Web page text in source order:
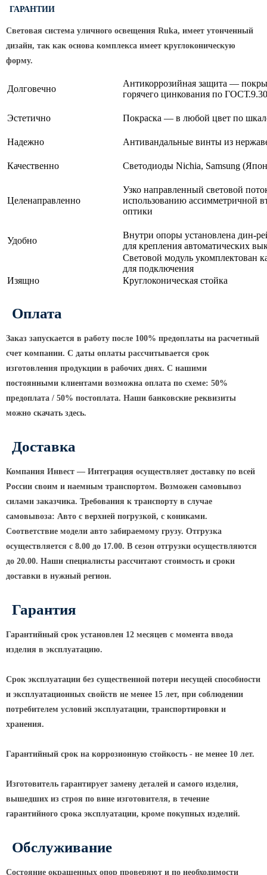
складывающиеся фланцевые
Опоры контактной сети
фланцевая граненая
контактной сети (ОГСКС)
ВМОН Высокомачтовые опоры со
стационарной короной
мобильной короной
РМГ Радиомачты. Опоры сотовoй
ОДН Радиомачты. Опоры двойного
КРОНШТЕЙНЫ ДЛЯ УЛИЧНОГО
ОСВЕЩЕНИЯ
Кронштейны для консольных
Кронштейн консольный для 2
Кронштейны для подвесных
светильников
Кронштейны для торшерных
светильников
Кронштейны для прожекторов
Кронштейны для опор однорожковые
Уличные столбики освещения
Стойка паркового светильника
Парковые круглоконические
Парковые светильники
Светильник уличный
светодиодный консольный
Парковые прожекторы
ГАРАНТИИ
Световая система уличного освещения Ruka, имеет утонченный
дизайн, так как основа комплекса имеет круглоконическую
форму.
Долговечно
Антикоррозийная защита —
горячего цинкования по
Эстетично Покраска — в любой цвет по
Надежно Антивандальные винты из
Качественно Светодиоды Nichia, Samsung
Целенаправленно
Узко направленный световой
использованию ассимметричной
оптики
Удобно
Внутри опоры установлена дин-
для крепления автоматических
Световой модуль укомплектован
для подключения
Изящно
Круглоконическая стойка
Оплата
Заказ запускается в работу после 100% предоплаты на расчетный
счет компании. С даты оплаты рассчитывается срок
изготовления продукции в рабочих днях. С нашими
постоянными клиентами возможна оплата по схеме: 50%
предоплата / 50% постоплата. Наши банковские реквизиты
можно скачать здесь.
Доставка
Компания Инвест — Интеграция осуществляет доставку по всей
России своим и наемным транспортом. Возможен самовывоз
силами заказчика. Требования к транспорту в случае
самовывоза: Авто с верхней погрузкой, с кониками.
Соответствие модели авто забираемому грузу. Отгрузка
осуществляется с 8.00 до 17.00. В сезон отгрузки осуществляются
до 20.00. Наши специалисты рассчитают стоимость и сроки
доставки в нужный регион.
Гарантия
Гарантийный срок установлен 12 месяцев с момента ввода
изделия в эксплуатацию.
Срок эксплуатации без существенной потери несущей способности
и эксплуатационных свойств не менее 15 лет, при соблюдении
потребителем условий эксплуатации, транспортировки и
хранения.
Гарантийный срок на коррозионную стойкость - не менее 10 лет.
Изготовитель гарантирует замену деталей и самого изделия,
вышедших из строя по вине изготовителя, в течение
гарантийного срока эксплуатации, кроме покупных изделий.
Обслуживание
Состояние окрашенных опор проверяют и по необходимости